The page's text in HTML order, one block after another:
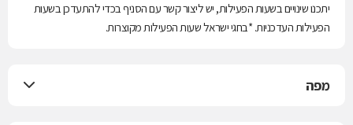
יתכנו שינויים בשעות הפעילות, יש ליצור קשר עם הסניף בכדי להתעדכן בשעות
הפעילות העדכניות. *בחגי ישראל שעות הפעילות מקוצרות.
מפה